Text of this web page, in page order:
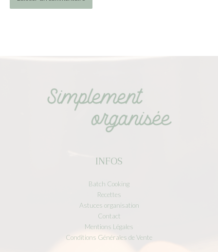
INFOS
Batch Cooking
Recettes
Astuces organisation
Contact
Mentions Légales
Conditions Générales de Vente